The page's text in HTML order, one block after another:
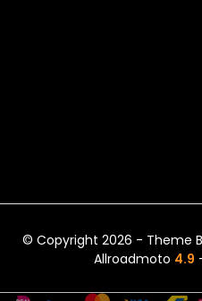
© Copyright 2026 - Theme
Allroadmoto 4.9